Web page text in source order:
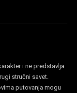
i ne predstavlja
stručni savet.
putovanja mogu